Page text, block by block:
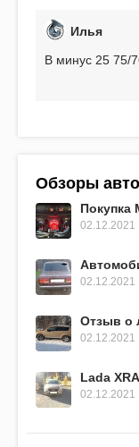
Илья
В минус 25 75/
Обзоры
Покупка
02.12.2021
02.12.2021
Отзыв о
02.12.2021
Lada
02.12.2021